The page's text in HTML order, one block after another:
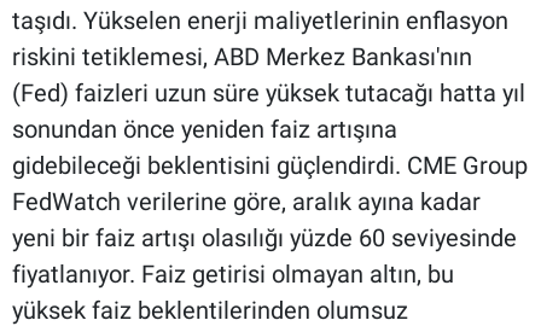
taşıdı. Yükselen enerji maliyetlerinin enflasyon
riskini tetiklemesi, ABD Merkez Bankası'nın
(Fed) faizleri uzun süre yüksek tutacağı hatta yıl
sonundan önce yeniden faiz artışına
gidebileceği beklentisini güçlendirdi. CME Group
FedWatch verilerine göre, aralık ayına kadar
yeni bir faiz artışı olasılığı yüzde 60 seviyesinde
fiyatlanıyor. Faiz getirisi olmayan altın, bu
yüksek faiz beklentilerinden olumsuz